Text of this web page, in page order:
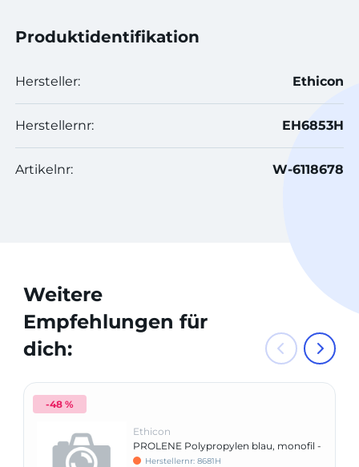
Produktidentifikation
Hersteller: Ethicon
Herstellernr: EH6853H
Artikelnr: W-6118678
Weitere
Empfehlungen für
dich:
-48 %
Ethicon
PROLENE Polypropylen blau, monofil -
Nadeltyp PS3
Herstellernr: 8681H